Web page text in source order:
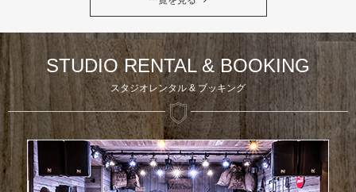
STUDIO RENTAL & BOOKING
スタジオレンタル & ブッキング